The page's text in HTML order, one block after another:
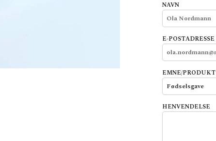
NAVN
E-POSTADRESSE
EMNE/PRODUKT
HENVENDELSE